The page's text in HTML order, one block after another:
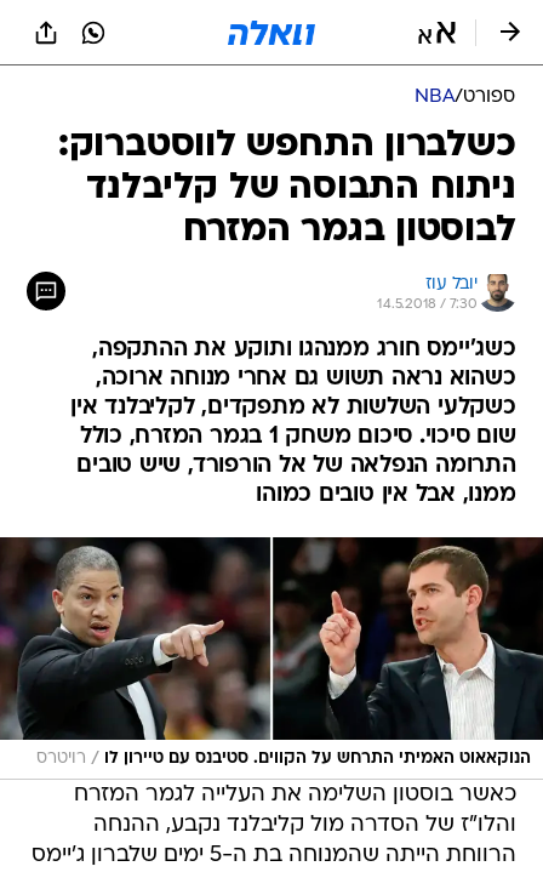
ספורט/
NBA
כשלברון התחפש לווסטברוק:
ניתוח התבוסה של קליבלנד
לבוסטון בגמר המזרח
יובל עוז
14.5.2018 / 7:30
כשג'יימס חורג ממנהגו ותוקע את ההתקפה,
כשהוא נראה תשוש גם אחרי מנוחה ארוכה,
כשקלעי השלשות לא מתפקדים, לקליבלנד אין
שום סיכוי. סיכום משחק 1 בגמר המזרח, כולל
התרומה הנפלאה של אל הורפורד, שיש טובים
ממנו, אבל אין טובים כמוהו
הנוקאאוט האמיתי התרחש על הקווים. סטיבנס עם טיירון לו / רויטרס
כאשר בוסטון השלימה את העלייה לגמר המזרח
והלו"ז של הסדרה מול קליבלנד נקבע, ההנחה
הרווחת הייתה שהמנוחה בת ה-5 ימים שלברון ג'יימס